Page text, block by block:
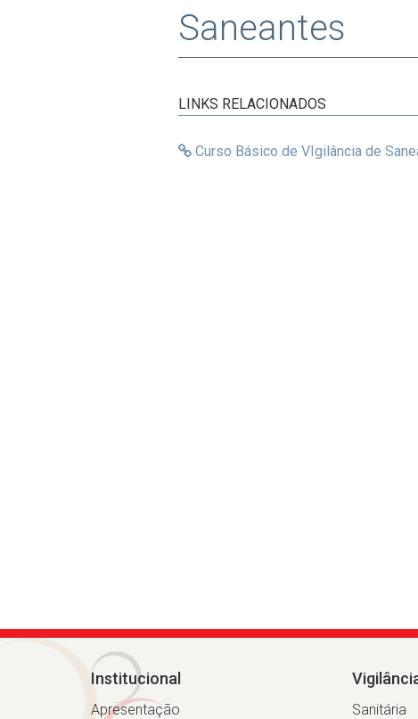
Saneantes
LINKS RELACIONADOS
Curso Básico de VIgilância de
Institucional
Apresentação
Sanitária